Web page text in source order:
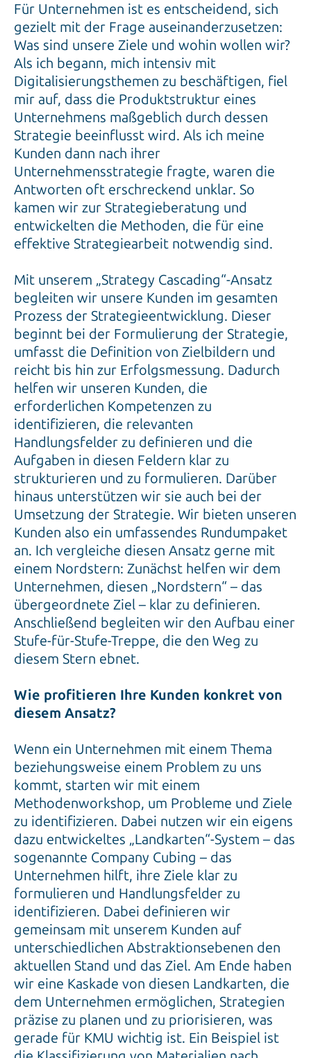
Für Unternehmen ist es entscheidend, sich
gezielt mit der Frage auseinanderzusetzen:
Was sind unsere Ziele und wohin wollen wir?
Als ich begann, mich intensiv mit
Digitalisierungsthemen zu beschäftigen, fiel
mir auf, dass die Produktstruktur eines
Unternehmens maßgeblich durch dessen
Strategie beeinflusst wird. Als ich meine
Kunden dann nach ihrer
Unternehmensstrategie fragte, waren die
Antworten oft erschreckend unklar. So
kamen wir zur Strategieberatung und
entwickelten die Methoden, die für eine
effektive Strategiearbeit notwendig sind.
Mit unserem „Strategy Cascading“-Ansatz
begleiten wir unsere Kunden im gesamten
Prozess der Strategieentwicklung. Dieser
beginnt bei der Formulierung der Strategie,
umfasst die Definition von Zielbildern und
reicht bis hin zur Erfolgsmessung. Dadurch
helfen wir unseren Kunden, die
erforderlichen Kompetenzen zu
identifizieren, die relevanten
Handlungsfelder zu definieren und die
Aufgaben in diesen Feldern klar zu
strukturieren und zu formulieren. Darüber
hinaus unterstützen wir sie auch bei der
Umsetzung der Strategie. Wir bieten unseren
Kunden also ein umfassendes Rundumpaket
an. Ich vergleiche diesen Ansatz gerne mit
einem Nordstern: Zunächst helfen wir dem
Unternehmen, diesen „Nordstern“ – das
übergeordnete Ziel – klar zu definieren.
Anschließend begleiten wir den Aufbau einer
Stufe-für-Stufe-Treppe, die den Weg zu
diesem Stern ebnet.
Wie profitieren Ihre Kunden konkret von
diesem Ansatz?
Wenn ein Unternehmen mit einem Thema
beziehungsweise einem Problem zu uns
kommt, starten wir mit einem
Methodenworkshop, um Probleme und Ziele
zu identifizieren. Dabei nutzen wir ein eigens
dazu entwickeltes „Landkarten“-System – das
sogenannte Company Cubing – das
Unternehmen hilft, ihre Ziele klar zu
formulieren und Handlungsfelder zu
identifizieren. Dabei definieren wir
gemeinsam mit unserem Kunden auf
unterschiedlichen Abstraktionsebenen den
aktuellen Stand und das Ziel. Am Ende haben
wir eine Kaskade von diesen Landkarten, die
dem Unternehmen ermöglichen, Strategien
präzise zu planen und zu priorisieren, was
gerade für KMU wichtig ist. Ein Beispiel ist